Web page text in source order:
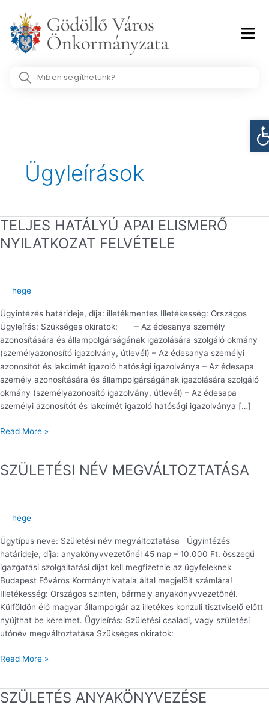
content
Search
Ügyleírások
TELJES HATÁLYÚ APAI ELISMERŐ
NYILATKOZAT FELVÉTELE
hege
Ügyintézés határideje, díja: illetékmentes Illetékesség: Országos
Ügyleírás: Szükséges okiratok: – Az édesanya személy
azonosítására és állampolgárságának igazolására szolgáló okmány
(személyazonosító igazolvány, útlevél) – Az édesanya személyi
azonosítót és lakcímét igazoló hatósági igazolványa – Az édesapa
személy azonosítására és állampolgárságának igazolására szolgáló
okmány (személyazonosító igazolvány, útlevél) – Az édesapa
személyi azonosítót és lakcímét igazoló hatósági igazolványa […]
TELJES
HATÁLYÚ
APAI
FELVÉTELE
Read More »
SZÜLETÉSI NÉV MEGVÁLTOZTATÁSA
hege
Ügytípus neve: Születési név megváltoztatása Ügyintézés
határideje, díja: anyakönyvvezetőnél 45 nap – 10.000 Ft. összegű
igazgatási szolgáltatási díjat kell megfizetnie az ügyfeleknek
Budapest Főváros Kormányhivatala által megjelölt számlára!
Illetékesség: Országos szinten, bármely anyakönyvvezetőnél.
Külföldön élő magyar állampolgár az illetékes konzuli tisztviselő előtt
nyújthat be kérelmet. Ügyleírás: Születési családi, vagy születési
utónév megváltoztatása Szükséges okiratok:
SZÜLETÉSI
Read More »
SZÜLETÉS ANYAKÖNYVEZÉSE
SZÜLETÉS